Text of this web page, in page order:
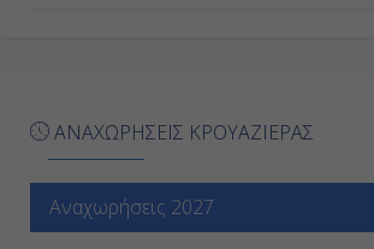
ΑΝΑΧΩΡΗΣΕΙΣ ΚΡΟΥΑΖΙΕΡΑΣ
Αναχωρήσεις 2027